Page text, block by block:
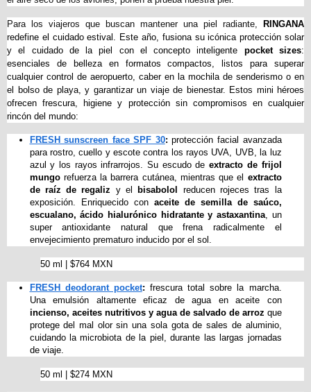
Para los viajeros que buscan mantener una piel radiante,
RINGANA
redefine el cuidado estival. Este año, fusiona su icónica protección solar
y el cuidado de la piel con el concepto inteligente pocket sizes:
esenciales de belleza en formatos compactos, listos para superar
cualquier control de aeropuerto, caber en la mochila de senderismo o en
el bolso de playa, y garantizar un viaje de bienestar. Estos mini héroes
ofrecen frescura, higiene y protección sin compromisos en cualquier
rincón del mundo:
FRESH sunscreen face SPF 30: protección facial avanzada
para rostro, cuello y escote contra los rayos UVA, UVB, la luz
azul y los rayos infrarrojos. Su escudo de extracto de frijol
mungo refuerza la barrera cutánea, mientras que el extracto
de raíz de regaliz y el bisabolol
reducen rojeces tras la
exposición. Enriquecido con aceite de semilla de saúco,
escualano, ácido hialurónico hidratante y astaxantina, un
super antioxidante natural que frena radicalmente el
envejecimiento prematuro inducido por el sol.
50 ml | $764 MXN
FRESH deodorant pocket: frescura total sobre la marcha.
Una emulsión altamente eficaz de agua en aceite con
incienso, aceites nutritivos y agua de salvado de arroz que
protege del mal olor sin una sola gota de sales de aluminio,
cuidando la microbiota de la piel, durante las largas jornadas
de viaje.
50 ml | $274 MXN